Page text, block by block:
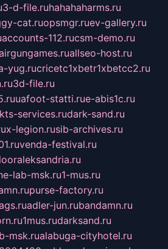
3-d-file.ruhahahaharms.ru
cat.ruopsmgr.ruev-gallery.ru
accounts-112.rucsm-demo.ru
allseo-host.ru
yug.rucricetc1xbetr1xbetcc2.ru
3d-file.ru
uafoot-statti.rue-abis1c.ru
kts-services.rudark-sand.ru
x-legion.rusib-archives.ru
venda-festival.ru
lab-msk.ru1-mus.ru
purse-factory.ru
adler-jun.rubandamn.ru
1mus.rudarksand.ru
msk.rualabuga-cityhotel.ru